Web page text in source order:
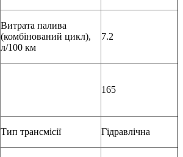
Витрата палива
(комбінований цикл),
л/100 км
7.2
165
Тип трансмісії Гідравлічна